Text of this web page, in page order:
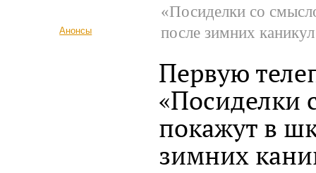
Анонсы
«Посиделки со
после зимних каникул
Первую
«Посиделки
покажут в
зимних